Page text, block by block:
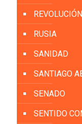
REVOLUCIÓN
RUSIA
SANIDAD
SANTIAGO
SENADO
SENTIDO